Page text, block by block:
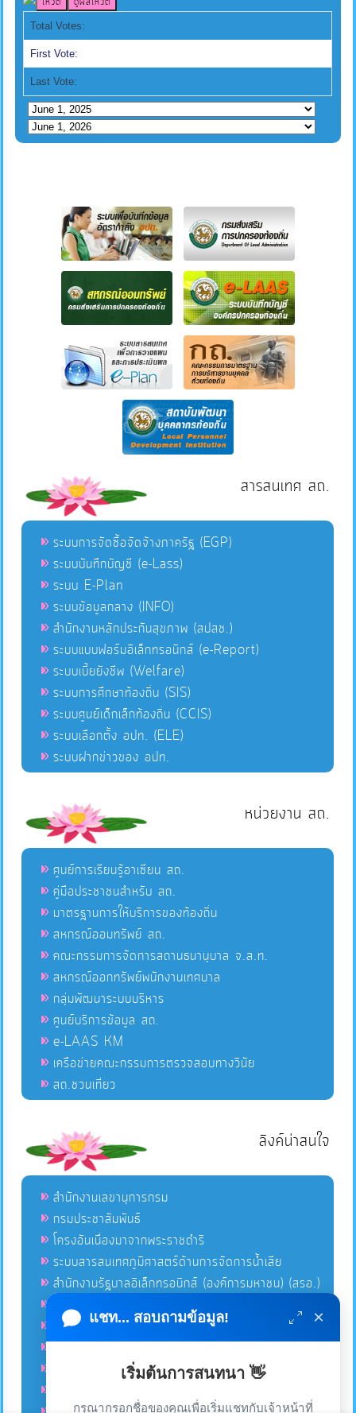
แชท... สอบถามข้อมูล! ×
เริ่มต้นการสนทนา 👋
กรุณากรอกชื่อของคุณเพื่อเริ่มแชทกับเจ้าหน้าที่
Total Votes:
First Vote:
Last Vote:
สารสนเทศ สถ.
ระบบการจัดซื้อจัดจ้างภาครัฐ (EGP)
ระบบบันทึกบัญชี (e-Lass)
ระบบ E-Plan
ระบบข้อมูลกลาง (INFO)
สำนักงานหลักประกันสุขภาพ (สปสช.)
ระบบแบบฟอร์มอิเล็กทรอนิกส์ (e-Report)
ระบบเบี้ยยังชีพ (Welfare)
ระบบการศึกษาท้องถิ่น (SIS)
ระบบศูนย์เด็กเล็กท้องถิ่น (CCIS)
ระบบเลือกตั้ง อปท. (ELE)
ระบบฝากข่าวของ อปท.
หน่วยงาน สถ.
ศูนย์การเรียนรู้อาเซียน สถ.
คู่มือประชาชนสำหรับ สถ.
มาตรฐานการให้บริการของท้องถิ่น
สหกรณ์ออมทรัพย์ สถ.
คณะกรรมการจัดการสถานธนานุบาล จ.ส.ท.
สหกรณ์ออกทรัพย์พนักงานเทศบาล
กลุ่มพัฒนาระบบบริหาร
ศูนย์บริการข้อมูล สถ.
e-LAAS KM
เครือข่ายคณะกรรมการตรวจสอบทางวินัย
สถ.ชวนเที่ยว
ลิงค์น่าสนใจ
สำนักงานเลขานุการกรม
กรมประชาสัมพันธ์
โครงอันเนื่องมาจากพระราชดำริ
ระบบสารสนเทศภูมิศาสตร์ด้านการจัดการน้ำเสีย
สำนักงานรัฐบาลอิเล็กทรอนิกส์ (องค์การมหาชน) (สรอ.)
โครงการอนุรักษ์พันธุกรรมพืชอันเนื่องมาจากพระราชดำริ
คลังข่าวมหาไทย
คู่มือตาม พ.ร.บ.อำนวยความสดวกฯ
ฐานข้อมูลหน่วยงานภาครัฐ (INFO)